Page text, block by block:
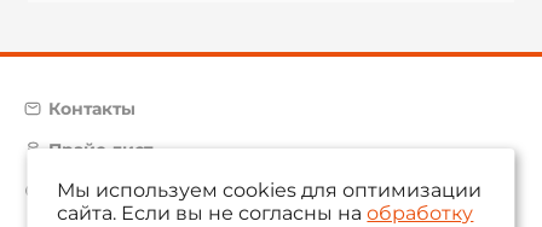
Контакты
Прайс-лист
Карта сайта
Мы используем cookies для оптимизации
сайта. Если вы не согласны наобработку